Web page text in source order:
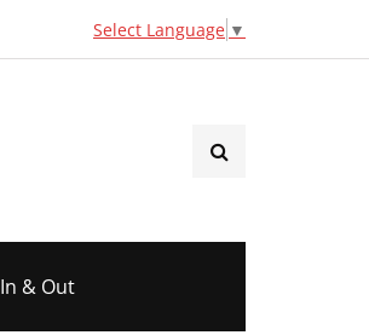
Select Language ▼
In & Out